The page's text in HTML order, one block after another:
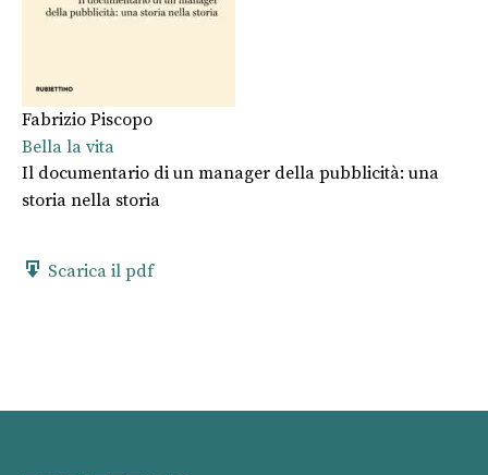
Fabrizio Piscopo
Bella la vita
Il documentario di un manager della pubblicità: una
storia nella storia
Scarica il pdf